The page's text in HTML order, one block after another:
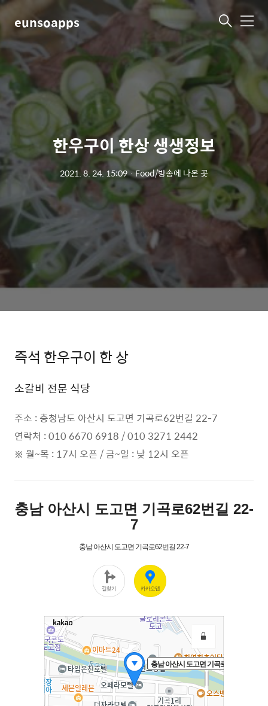
eunsoapps 메
뉴
한우구이 한상 생생정보
2021. 8. 24. 15:09ㆍFood/방송에 나온 곳
즉석 한우구이 한 상
소갈비 전문 식당
주소 : 충청남도 아산시 도고면 기곡로62번길 22-7
연락처 : 010 6670 6918 / 010 3271 2442
※ 월~목 : 17시 오픈 / 금~일 : 낮 12시 오픈